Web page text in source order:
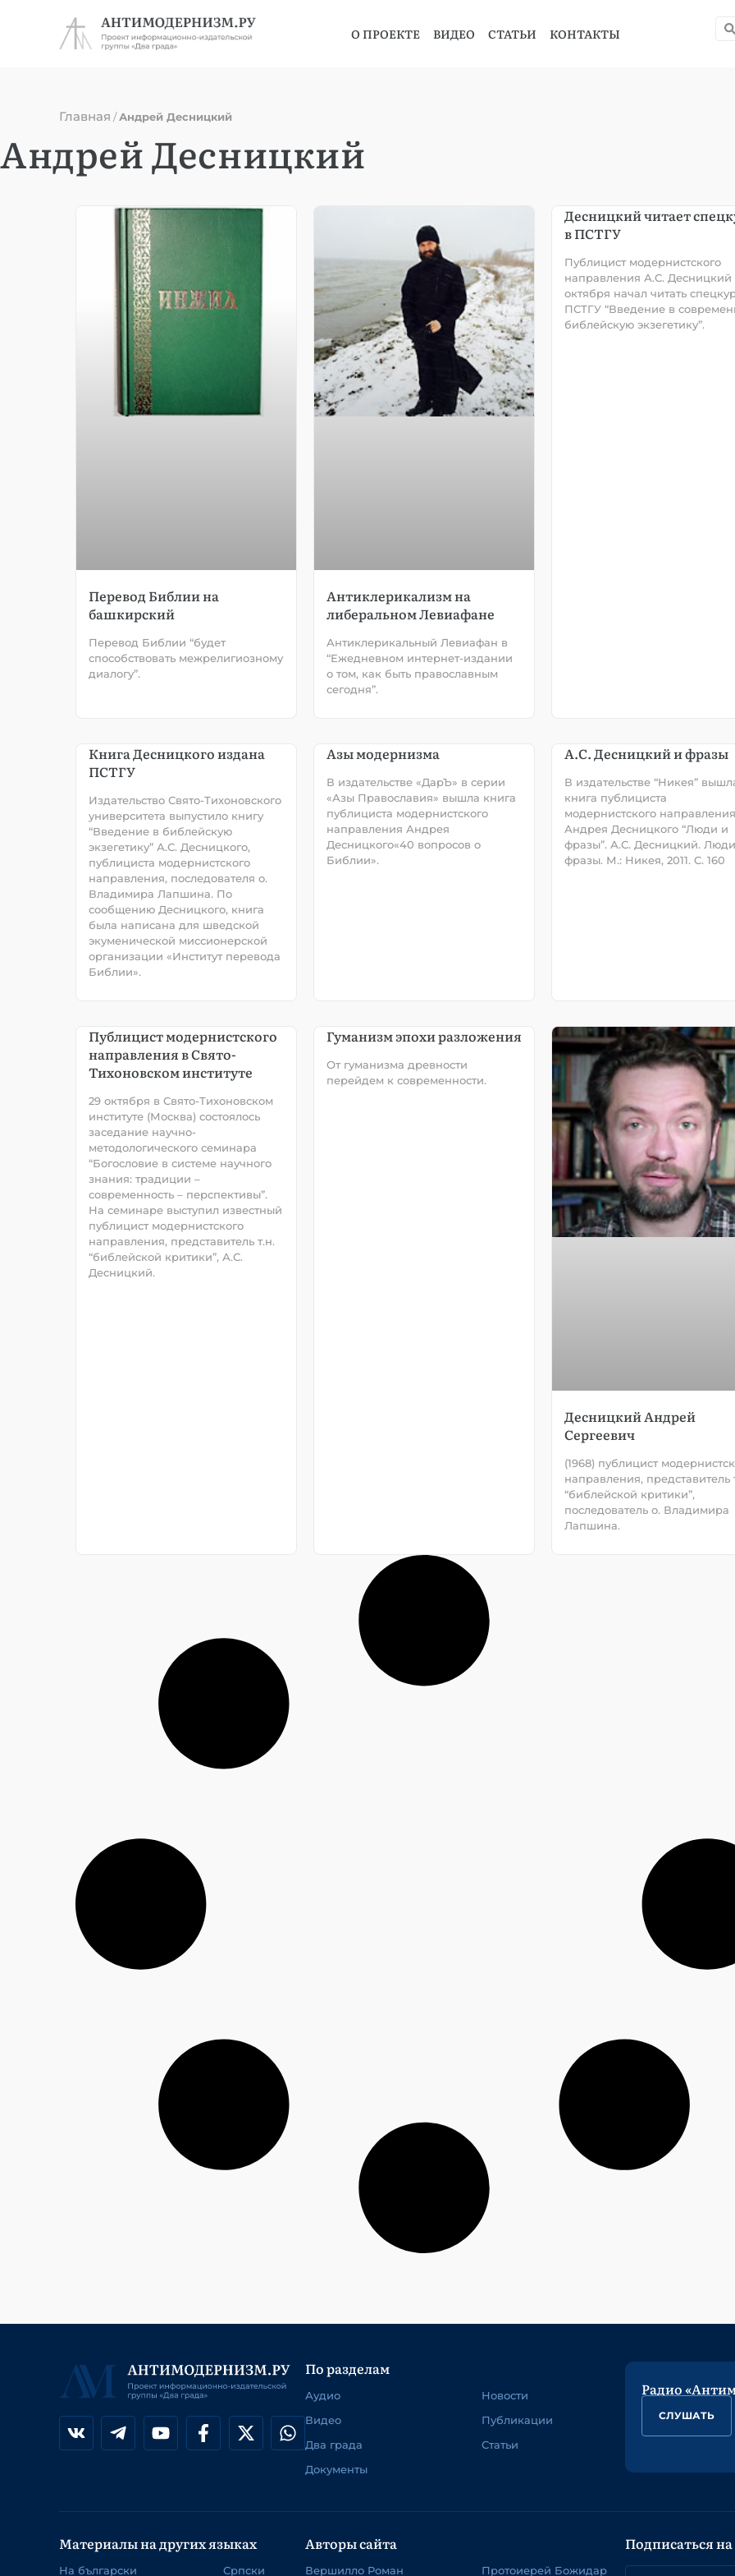
О ПРОЕКТЕ ВИДЕО СТАТЬИ КОНТАКТЫ
Главная /Андрей Десницкий
Андрей Десницкий
Перевод Библии на
башкирский
Перевод Библии “будет
способствовать межрелигиозному
диалогу”.
Антиклерикализм на
либеральном Левиафане
Антиклерикальный Левиафан в
“Ежедневном интернет-издании
о том, как быть православным
сегодня”.
Десницкий читает
в ПСТГУ
Публицист модернистского
направления А.С. Десницкий
октября начал читать
ПСТГУ “Введение в
библейскую экзегетику”.
Книга Десницкого издана
ПСТГУ
Издательство Свято-Тихоновского
университета выпустило книгу
“Введение в библейскую
экзегетику” А.С. Десницкого,
публициста модернистского
направления, последователя о.
Владимира Лапшина. По
сообщению Десницкого, книга
была написана для шведской
экуменической миссионерской
организации «Институт перевода
Библии».
Азы модернизма
В издательстве «ДарЪ» в серии
«Азы Православия» вышла книга
публициста модернистского
направления Андрея
Десницкого«40 вопросов о
Библии».
А.С. Десницкий и фразы
В издательстве “Никея”
книга публициста
модернистского направления
Андрея Десницкого “Люди и
фразы”. А.С. Десницкий.
фразы. М.: Никея, 2011. С. 160
Публицист модернистского
направления в Свято-
Тихоновском институте
29 октября в Свято-Тихоновском
институте (Москва) состоялось
заседание научно-
методологического семинара
“Богословие в системе научного
знания: традиции –
современность – перспективы”.
На семинаре выступил известный
публицист модернистского
направления, представитель т.н.
“библейской критики”, А.С.
Десницкий.
Гуманизм эпохи разложения
От гуманизма древности
перейдем к современности.
Десницкий Андрей
Сергеевич
(1968) публицист
направления, представитель
“библейской критики”,
последователь о. Владимира
Лапшина.
По разделам
Аудио
Видео
Два града
Документы
Новости
Публикации
Статьи
Радио
СЛУШАТЬ
Материалы на других языках
На български Српски
Авторы сайта
Вершилло Роман Протоиерей Божидар
Подписаться